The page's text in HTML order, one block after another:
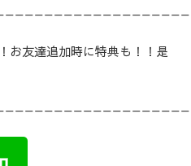
お友達追加時に特典も！！是